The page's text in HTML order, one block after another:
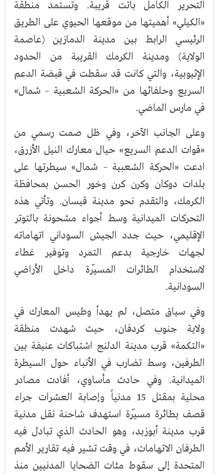
التحرير الكامل باتت قريبة. وتستمد منطقة
«الكيلي» أهميتها من موقعها الحيوي على الطريق
الرئيسي الرابط بين مدينة الدمازين (عاصمة
الولاية) ومدينة الكرمك القريبة من الحدود
الإثيوبية، والتي كانت قد سقطت في قبضة الدعم
السريع وحلفائها من «الحركة الشعبية – شمال»
في مارس الماضي.
وعلى الجانب الآخر، وفي ظل صمت رسمي من
«قوات الدعم السريع» حيال معارك النيل الأزرق،
ادعت «الحركة الشعبية – شمال» سيطرتها على
بلدات دوكان وكرن كرن وخور الحسن بمحافظة
الكرمك، والتقدم نحو مدينة قيسان. وتأتي هذه
التحركات الميدانية وسط أجواء مشحونة بالتوتر
الإقليمي، حيث جدد الجيش السوداني اتهاماته
لجهات خارجية بدعم التمرد وتوفير غطاء
لاستخدام الطائرات المسيّرة داخل الأراضي
السودانية.
وفي سياق متصل، لم يهدأ وطيس المعارك في
ولاية جنوب كردفان، حيث شهدت منطقة
«التكمة» قرب مدينة الدلنج اشتباكات عنيفة بين
الطرفين، وسط تضارب في الأنباء حول السيطرة
الميدانية. وفي حادث مأساوي، أفادت مصادر
محلية بمقتل 15 مدنياً وإصابة العشرات جراء
قصف بطائرة مسيّرة استهدف شاحنة نقل مدنية
قرب مدينة أبوزبد، وهو الحادث الذي تبادل فيه
الطرفان الاتهامات، في وقت تشير فيه تقارير الأمم
المتحدة إلى سقوط مئات الضحايا المدنيين منذ